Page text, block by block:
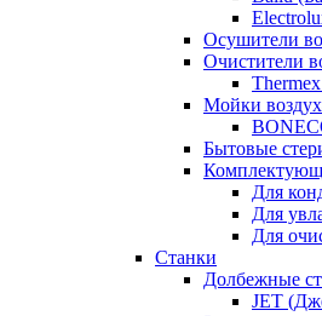
Осушители
Очистители
Мойки
Бытовые
Для
Для
Для
Станки
Долбежные
JET